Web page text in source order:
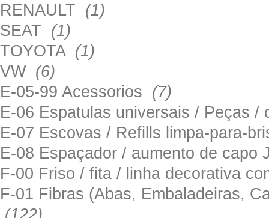
RENAULT (1)
SEAT (1)
TOYOTA (1)
VW (6)
E-05-99 Acessorios (7)
E-06 Espatulas universais / Peças
E-07 Escovas / Refills limpa-para-
E-08 Espaçador / aumento de
F-00 Friso / fita / linha decorativa
F-01 Fibras (Abas, Embaladeiras,
(122)